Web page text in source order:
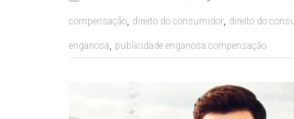
compensação, direito do consumidor, direito do
enganosa, publicidade enganosa compensação